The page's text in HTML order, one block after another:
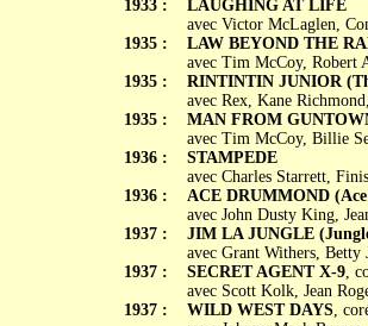
1933 :
1935 :
1935 :
1935 :
1936 :
1936 :
1937 :
1937 :
1937 :
LAUGHING AT LIFE
avec Victor McLaglen,
LAW BEYOND THE
avec Tim McCoy, Robert
RINTINTIN JUNIOR
avec Rex, Kane
MAN FROM
avec Tim McCoy, Billie
STAMPEDE
avec Charles Starrett,
ACE DRUMMOND
avec John Dusty King,
JIM LA JUNGLE
avec Grant Withers, Betty
SECRET AGENT X-9,
avec Scott Kolk, Jean
WILD WEST DAYS,